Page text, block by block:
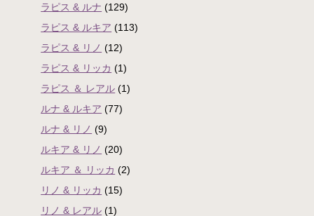
ラピス & ルナ (129)
ラピス & ルキア (113)
ラピス & リノ (12)
ラピス & リッカ (1)
ラピス ＆ レアル (1)
ルナ & ルキア (77)
ルナ & リノ (9)
ルキア & リノ (20)
ルキア ＆ リッカ (2)
リノ & リッカ (15)
リノ & レアル (1)